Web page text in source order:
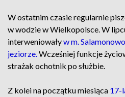
W ostatnim czasie regularnie
w wodzie w Wielkopolsce. W
interweniowaływ m.
jeziorze.Wcześniej funkcje
strażak ochotnik po służbie.
Z kolei na początku miesiąca 17-